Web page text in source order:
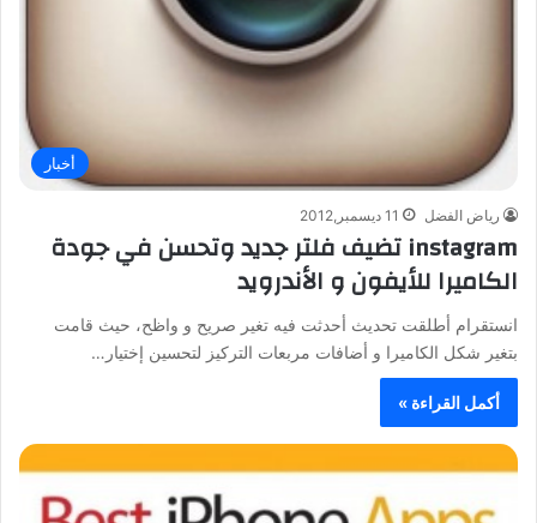
أخبار
رياض الفضل 11 ديسمبر,2012
instagram تضيف فلتر جديد وتحسن في جودة
الكاميرا للأيفون و الأندرويد
انستقرام أطلقت تحديث أحدثت فيه تغير صريح و واظح، حيث قامت
بتغير شكل الكاميرا و أضافات مربعات التركيز لتحسين إختيار…
أكمل القراءة »